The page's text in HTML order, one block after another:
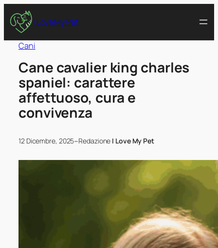
I Love My Pet
Cani
Cane cavalier king charles
spaniel: carattere
affettuoso, cura e
convivenza
12 Dicembre, 2025–Redazione I Love My Pet